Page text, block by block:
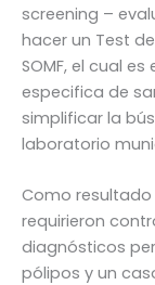
screening –
hacer un Test
SOMF, el cual
especifica de
simplificar la
laboratorio
Como
requirieron
diagnósticos
pólipos y un